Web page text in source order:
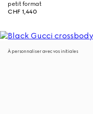
petit format
CHF 1,440
À personnaliser avec vos initiales